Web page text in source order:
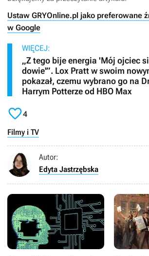
Ustaw GRYOnline.pl jako preferowane
w Google
WIĘCEJ:
„Z tego bije energia 'Mój ojciec
dowie'”. Lox Pratt w swoim
pokazał, czemu wybrano go na
Harrym Potterze od HBO Max
4
Filmy i TV
Autor:
Edyta Jastrzębska